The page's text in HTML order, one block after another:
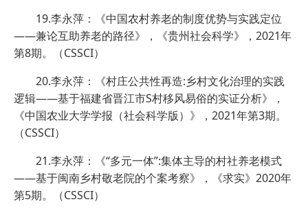
19.李永萍：《中国农村养老的制度优势与实践定位
——兼论互助养老的路径》，《贵州社会科学》，2021年
第8期。（CSSCI）
20.李永萍：《村庄公共性再造:乡村文化治理的实践
逻辑——基于福建省晋江市S村移风易俗的实证分析》，
《中国农业大学学报（社会科学版）》，2021年第3期。
（CSSCI）
21.李永萍：《“多元一体”:集体主导的村社养老模式
——基于闽南乡村敬老院的个案考察》，《求实》2020年
第5期。（CSSCI）